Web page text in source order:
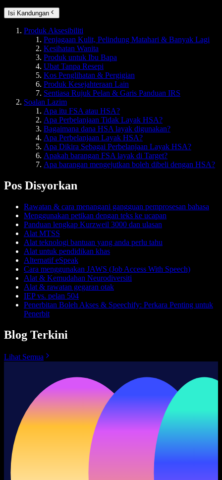
Isi Kandungan
Produk Aksesibiliti
Penjagaan Kulit, Pelindung Matahari & Banyak Lagi
Kesihatan Wanita
Produk untuk Ibu Bapa
Ubat Tanpa Resepi
Kos Penglihatan & Pergigian
Produk Kesejahteraan Lain
Sentiasa Rujuk Pelan & Garis Panduan IRS
Soalan Lazim
Apa itu FSA atau HSA?
Apa Perbelanjaan Tidak Layak HSA?
Bagaimana dana HSA layak digunakan?
Apa Perbelanjaan Layak HSA?
Apa Dikira Sebagai Perbelanjaan Layak HSA?
Apakah barangan FSA layak di Target?
Apa barangan mengejutkan boleh dibeli dengan HSA?
Pos Disyorkan
Rawatan & cara menangani gangguan pemprosesan bahasa
Menggunakan petikan dengan teks ke ucapan
Panduan lengkap Kurzweil 3000 dan ulasan
Alat MTSS
Alat teknologi bantuan yang anda perlu tahu
Alat untuk pendidikan khas
Alternatif eSpeak
Cara menggunakan JAWS (Job Access With Speech)
Alat & Kemudahan Neurodiversiti
Alat & rawatan gegaran otak
IEP vs. pelan 504
Penerbitan Boleh Akses & Speechify: Perkara Penting untuk
Penerbit
Blog Terkini
Lihat Semua